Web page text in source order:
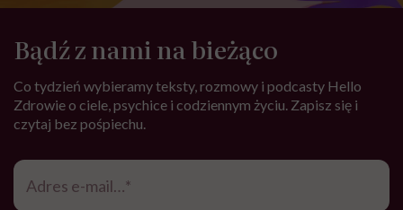
Bądź z nami na bieżąco
Co tydzień wybieramy teksty, rozmowy i podcasty Hello
Zdrowie o ciele, psychice i codziennym życiu. Zapisz się i
czytaj bez pośpiechu.
Adres
mail*